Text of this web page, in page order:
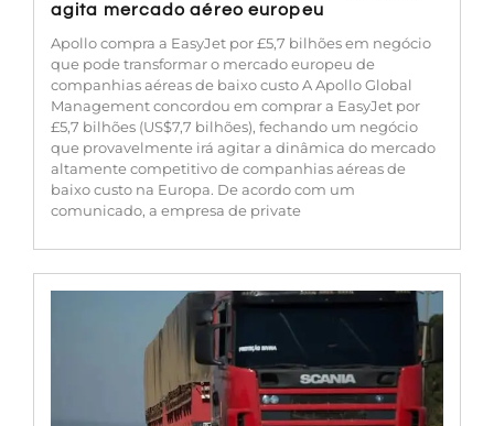
agita mercado aéreo europeu
Apollo compra a EasyJet por £5,7 bilhões em negócio
que pode transformar o mercado europeu de
companhias aéreas de baixo custo A Apollo Global
Management concordou em comprar a EasyJet por
£5,7 bilhões (US$7,7 bilhões), fechando um negócio
que provavelmente irá agitar a dinâmica do mercado
altamente competitivo de companhias aéreas de
baixo custo na Europa. De acordo com um
comunicado, a empresa de private